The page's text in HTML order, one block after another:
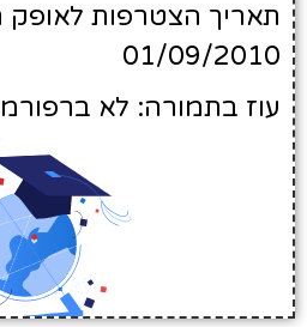
תאריך הצטרפות לאופק
01/09/2010
עוז בתמורה: לא